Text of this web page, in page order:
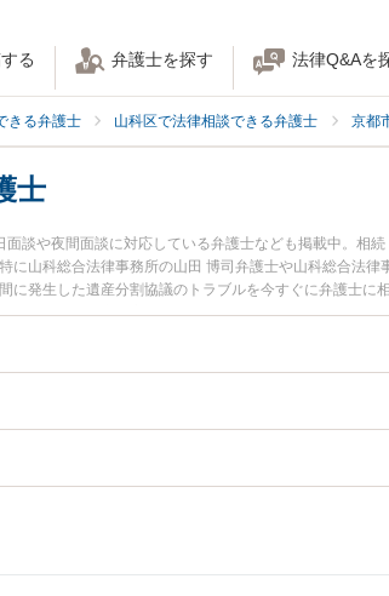
る 弁護士を探す 法律Q&Aを
きる弁護士 山科区で法律相談できる弁護士 京都
士
談や夜間面談に対応している弁護士なども掲載中。相
山科総合法律事務所の山田 博司弁護士や山科総合法
発生した遺産分割協議のトラブルを今すぐに弁護士に
相談できる京都市山科区内の弁護士に相談予約したい